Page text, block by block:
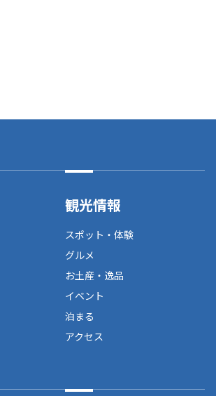
観光情報
スポット・体験
グルメ
お土産・逸品
イベント
泊まる
アクセス